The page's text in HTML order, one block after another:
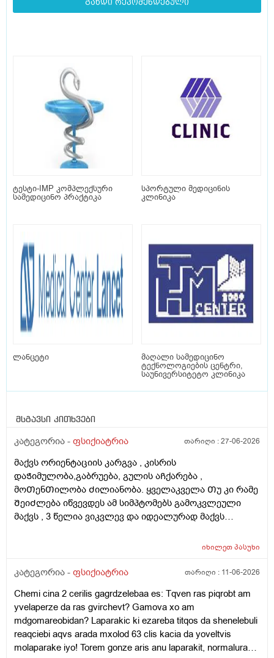
გახდი რეკომენდებული
ტესტი-IMP კომპლექსური
სამედიცინო პრაქტიკა
სპორტული მედიცინის
კლინიკა
ლანცეტი
მაღალი სამედიცინო
ტექნოლოგიების ცენტრი,
საუნივერსიტეტო კლინიკა
მსგავსი კითხვები
კატეგორია - ფსიქიატრია თარიღი :27-06-2026
მაქვს ორიენტაციის კარგვა , კისრის
დაᲭიმულობა,გაბრუება, გულის აᲩქარება ,
მოᲗენᲗილობა Ძილიანობა. ყველაკველა Თუ კი რამე
ᲨეიᲫლება იწვევდეს ამ სიმპტომებს გამოკვლეული
მაქვს , 3 წელია ვიკვლევ და იდეალურად მაქვს
ჰოლტერი , ანიზები. ნერვოლოგებმაც ნერვოზულია
ანტიდპრრსანტის მიᲦება. ეხლა ბოლის გადვწყვიტე
დაციწყე მე 4 და 1 აბზე გადავედი უკვე 14 მაისიდან.
ᲗიᲗქმის Თვენახევარია. გაურესება არ მიგრᲫვნია
კარგად Შევეგუე მაგრამ 1 აბს ვსვავ და ჯერ ყველა
სიმპტომს ისევ ვგრᲫნობ. მეუბნებიანდიდი დრო
Ჭირდებაო . წამალიარ მოქმედებს ? Თუ კიდე დრო
იხილეთპასუხი
კატეგორია - ფსიქიატრია თარიღი : 11-06-2026
Chemi cina 2 cerilis gagrdzelebaa es: Tqven ras piqrobt am
yvelaperze da ras gvirchevt? Gamova xo am
mdgomareobidan? Laparakic ki ezareba titqos da shenelebuli
reaqciebi aqvs arada mxolod 63 clis kacia da yoveltvis
molaparake iyo! Torem gonze aris anu laparakit, normalurad